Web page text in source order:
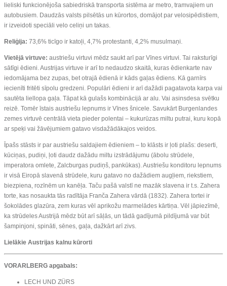
lieliski funkcionējoša sabiedriskā transporta sistēma ar metro, tramvajiem un
autobusiem. Daudzās valsts pilsētās un kūrortos, domājot par velosipēdistiem,
ir izveidoti speciāli velo celiņi un takas.
Reliģija: 73,6% ticīgo ir katoļi, 4,7% protestanti, 4,2% musulmaņi.
Vietējā virtuve: austriešu virtuvi mēdz saukt arī par Vīnes virtuvi. Tai raksturīgi
sātīgi ēdieni. Austrijas virtuve ir arī to nedaudzo skaitā, kuras ēdienkarte nav
iedomājama bez zupas, bet otrajā ēdienā ir kāds gaļas ēdiens. Kā garnīrs
iecienīti fritēti sīpolu gredzeni. Populāri ēdieni ir arī dažādi pagatavota karpa vai
sautēta liellopa gaļa. Tāpat kā gulašs kombinācijā ar alu. Vai asinsdesa svētku
reizē. Tomēr īstais austriešu lepnums ir Vīnes šnicele. Savukārt Burgenlandes
zemes virtuvē centrālā vieta pieder polentai – kukurūzas miltu putrai, kuru kopā
ar speķi vai žāvējumiem gatavo visdažādākajos veidos.
Īpašs stāsts ir par austriešu saldajiem ēdieniem – to klāsts ir ļoti plašs: deserti,
kūciņas, pudiņi, ļoti daudz dažādu miltu izstrādājumu (ābolu strūdele,
imperatora omlete, Zalcburgas pudiņš, pankūkas). Austriešu konditoru lepnums
ir visā Eiropā slavenā strūdele, kuru gatavo no dažādiem augļiem, riekstiem,
biezpiena, rozīnēm un kanēļa. Taču pašā valstī ne mazāk slavena ir t.s. Zahera
torte, kas nosaukta tās radītāja Franča Zahera vārdā (1832). Zahera tortei ir
šokolādes glazūra, zem kuras vēl aprikožu marmelādes kārtiņa. Vēl jāpiezīmē,
ka strūdeles Austrijā mēdz būt arī sāļās, un tādā gadījumā pildījumā var būt
šampinjoni, spināti, sēnes, gaļa, dažkārt arī zivs.
Lielākie Austrijas kalnu kūrorti
VORARLBERG apgabals:
LECH UND ZÜRS